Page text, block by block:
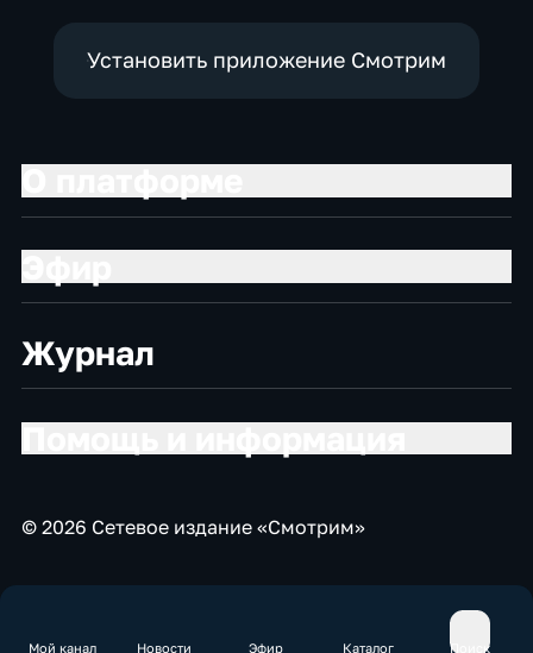
Мой канал Новости Эфир Каталог Поиск
Установить приложение Смотрим
Журнал
© 2026 Сетевое издание «Смотрим»